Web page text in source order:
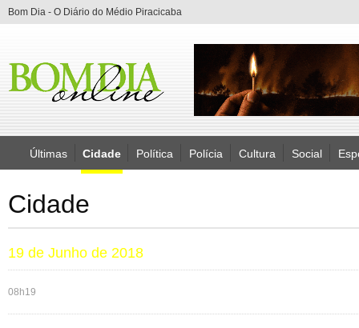
Bom Dia - O Diário do Médio Piracicaba
Últimas Cidade Política Polícia Cultura Social
Cidade
19 de Junho de 2018
08h19